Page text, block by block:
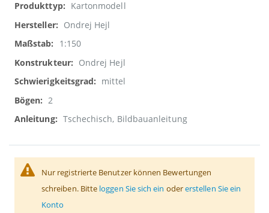
Weitere
Informationen
Kartonmodell
Ondrej Hejl
1:150
Ondrej Hejl
mittel
2
Tschechisch, Bildbauanleitung
Nur registrierte Benutzer können Bewertungen
schreiben. Bitte loggen Sie sich ein odererstellen Sie ein
Konto